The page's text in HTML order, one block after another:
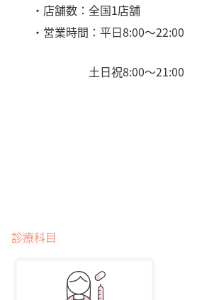
・店舗数：全国1店舗
・営業時間：平日8:00〜22:00
土日祝8:00〜21:00
診療科目